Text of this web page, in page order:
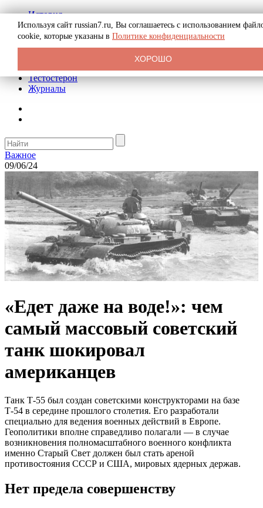
История
Биография
Криминал
Реклама на сайте
Тестостерон
Журналы
Важное
09/06/24
«Едет даже на воде!»: чем
самый массовый советский
танк шокировал
американцев
Танк Т-55 был создан советскими конструкторами на базе
Т-54 в середине прошлого столетия. Его разработали
специально для ведения военных действий в Европе.
Геополитики вполне справедливо полагали — в случае
возникновения полномасштабного военного конфликта
именно Старый Свет должен был стать ареной
противостояния СССР и США, мировых ядерных держав.
Нет предела совершенству
Используя сайт russian7.ru, Вы соглашаетесь с использованием
cookie, которые указаны в Политике конфиденциальности
ХОРОШО